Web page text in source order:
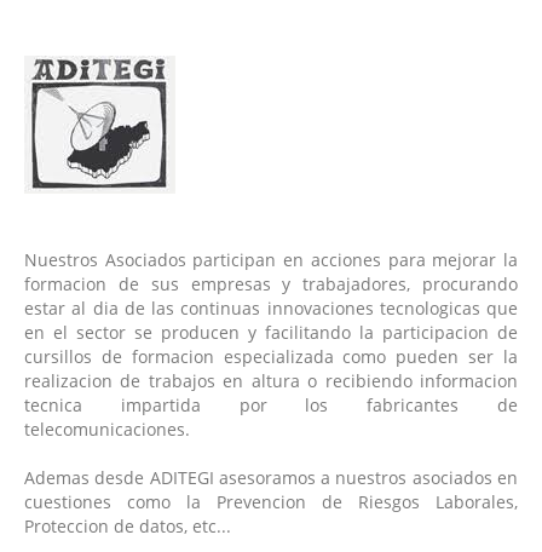
Nuestros Asociados participan en acciones para mejorar la
formacion de sus empresas y trabajadores, procurando
estar al dia de las continuas innovaciones tecnologicas que
en el sector se producen y facilitando la participacion de
cursillos de formacion especializada como pueden ser la
realizacion de trabajos en altura o recibiendo informacion
tecnica impartida por los fabricantes de
telecomunicaciones.
Ademas desde ADITEGI asesoramos a nuestros asociados en
cuestiones como la Prevencion de Riesgos Laborales,
Proteccion de datos, etc...